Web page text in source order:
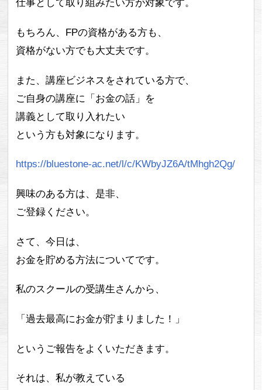
仕事として取り組みたい方が対象です。
もちろん、FPの資格がある方も、
資格がない方でも大丈夫です。
また、講座ビジネスをされている方で、
ご自身の講座に「お金の話」を
講義として取り入れたい
という方も対象になります。
https://bluestone-ac.net/l/c/KWbyJZ6A/tMhgh2Qg/
興味のある方は、是非、
ご登録ください。
さて、今日は、
お金を貯める方法についてです。
私のスクールの受講生さんから、
「過去最高にお金が貯まりました！」
というご報告をよくいただきます。
それは、私が教えている